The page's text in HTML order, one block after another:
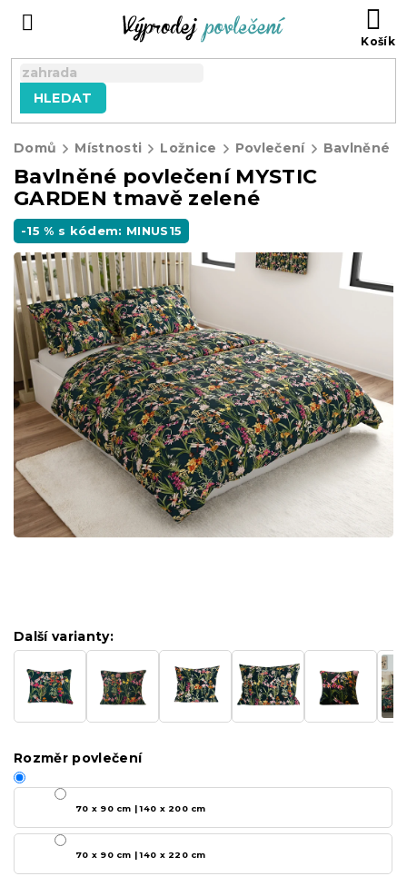
HLEDAT
Domů Místnosti Ložnice Povlečení Bavlněné
Bavlněné povlečení MYSTIC
GARDEN tmavě zelené
-15 % s kódem: MINUS15
Další varianty:
Rozměr povlečení
70 x 90 cm | 140 x 200 cm
70 x 90 cm | 140 x 220 cm